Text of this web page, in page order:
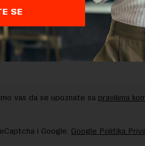
vas da se upoznate sa pravilima
i Google. Google Politika
SE